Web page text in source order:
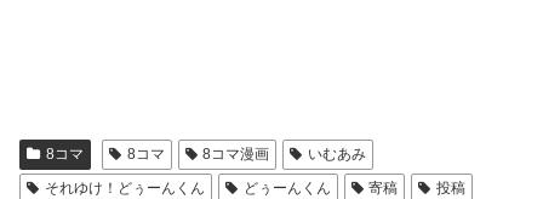
8コマ 8コマ 8コマ漫画
いむあみ
それゆけ！どぅーんくん
どぅーんくん 寄稿
投稿